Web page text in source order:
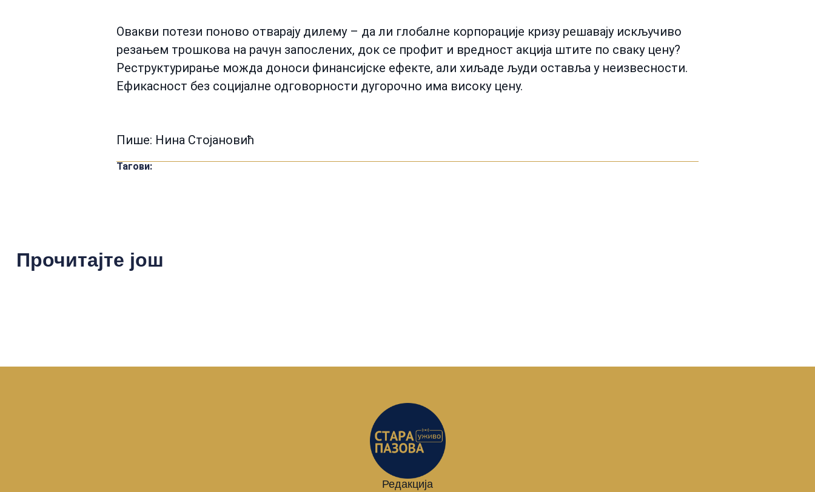
Овакви потези поново отварају дилему – да ли глобалне корпорације кризу решавају искључиво
резањем трошкова на рачун запослених, док се профит и вредност акција штите по сваку цену?
Реструктурирање можда доноси финансијске ефекте, али хиљаде људи оставља у неизвесности.
Ефикасност без социјалне одговорности дугорочно има високу цену.
Пише: Нина Стојановић
Тагови:
Прочитајте још
Редакција